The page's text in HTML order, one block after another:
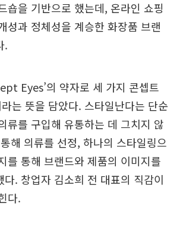
숍을 기반으로 했는데, 온라인 쇼핑
성과 정체성을 계승한 화장품 브랜
.
Eyes’의 약자로 세 가지 콘셉트
는 뜻을 담았다. 스타일난다는 단순
류를 구입해 유통하는 데 그치지 않
해 의류를 선정, 하나의 스타일링으
를 통해 브랜드와 제품의 이미지를
다. 창업자 김소희 전 대표의 직감이
다.